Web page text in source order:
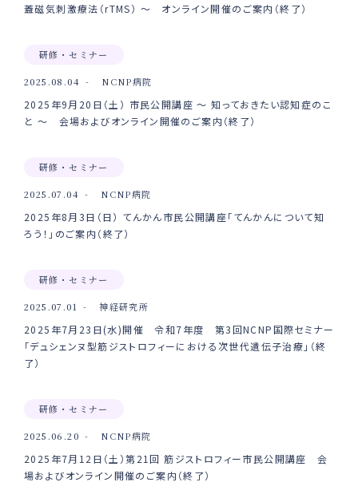
蓋磁気刺激療法（rTMS） ～ オンライン開催のご案内（終了）
研修・セミナー
2025.08.04 NCNP病院
2025年9月20日（土） 市民公開講座 ～ 知っておきたい認知症のこ
と ～ 会場およびオンライン開催のご案内（終了）
研修・セミナー
2025.07.04 NCNP病院
2025年8月3日（日） てんかん市民公開講座「てんかんについて知
ろう！」のご案内（終了）
研修・セミナー
2025.07.01 神経研究所
2025年7月23日(水)開催 令和7年度 第3回NCNP国際セミナー
「デュシェンヌ型筋ジストロフィーにおける次世代遺伝子治療」（終
了）
研修・セミナー
2025.06.20 NCNP病院
2025年7月12日（土）第21回 筋ジストロフィー市民公開講座 会
場およびオンライン開催のご案内（終了）